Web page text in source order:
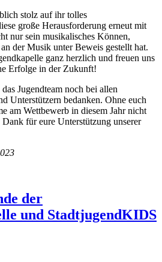
stolz auf ihr tolles
große Herausforderung erneut mit
nur sein musikalisches Können,
der Musik unter Beweis gestellt hat.
ganz herzlich und freuen uns
Erfolge in der Zukunft!
Jugendteam noch bei allen
Unterstützern bedanken. Ohne euch
am Wettbewerb in diesem Jahr nicht
für eure Unterstützung unserer
der
und StadtjugendKIDS